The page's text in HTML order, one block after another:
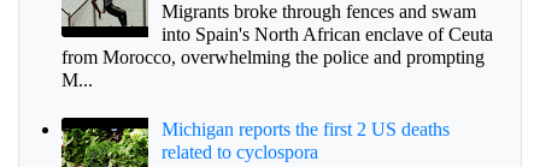
Migrants broke through fences and swam
into Spain's North African enclave of Ceuta
from Morocco, overwhelming the police and prompting
M...
Michigan reports the first 2 US deaths
related to cyclospora